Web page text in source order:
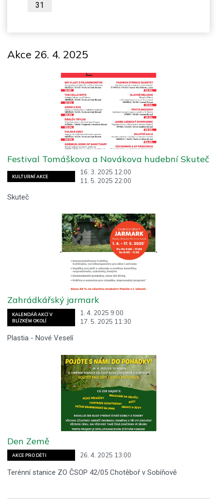
31
Akce 26. 4. 2025
KULTURNÍ AKCE
16. 3. 2025 12:00
11. 5. 2025 22:00
Festival Tomáškova a Novákova hudební Skuteč
Skuteč
KALENDÁŘ AKCÍ V
BLÍZKÉM OKOLÍ
1. 4. 2025 9:00
17. 5. 2025 11:30
Zahrádkářský jarmark
Plastia - Nové Veselí
AKCE PRO DĚTI 26. 4. 2025 13:00
Den Země
Terénní stanice ZO ČSOP 42/05 Chotěboř v Sobíňově